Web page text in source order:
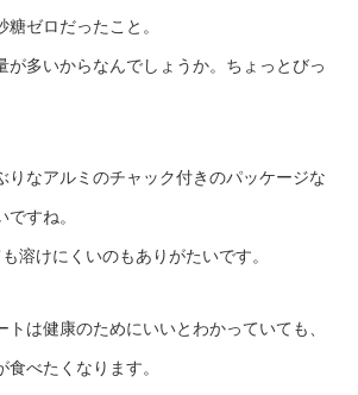
ゼロだったこと。
が多いからなんでしょうか。ちょっとびっ
りなアルミのチャック付きのパッケージな
すね。
溶けにくいのもありがたいです。
は健康のためにいいとわかっていても、
べたくなります。